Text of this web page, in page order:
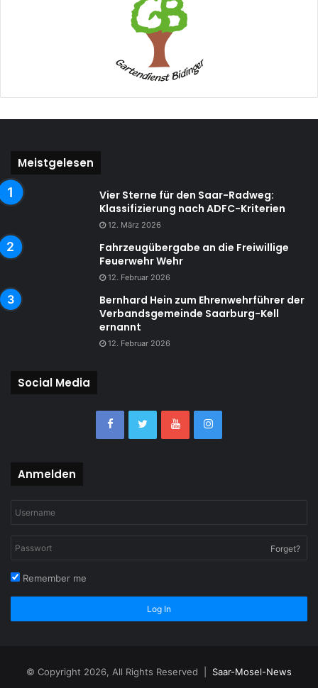
Meistgelesen
Vier Sterne für den Saar-Radweg:
Klassifizierung nach ADFC-Kriterien
12. März 2026
Fahrzeugübergabe an die Freiwillige
Feuerwehr Wehr
12. Februar 2026
Bernhard Hein zum Ehrenwehrführer der
Verbandsgemeinde Saarburg-Kell
ernannt
12. Februar 2026
Social Media
Anmelden
Forget?
Remember me
Log In
© Copyright 2026, All Rights Reserved | Saar-Mosel-News